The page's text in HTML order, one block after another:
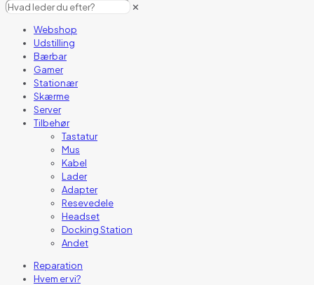
✕
Webshop
Udstilling
Bærbar
Gamer
Stationær
Skærme
Server
Tilbehør
Tastatur
Mus
Kabel
Lader
Adapter
Resevedele
Headset
Docking Station
Andet
Reparation
Hvem er vi?